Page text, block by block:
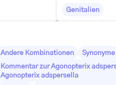
Genitalien
Andere Kombinationen
Synonyme
Kommentar zur Agonopterix
Agonopterix adspersella